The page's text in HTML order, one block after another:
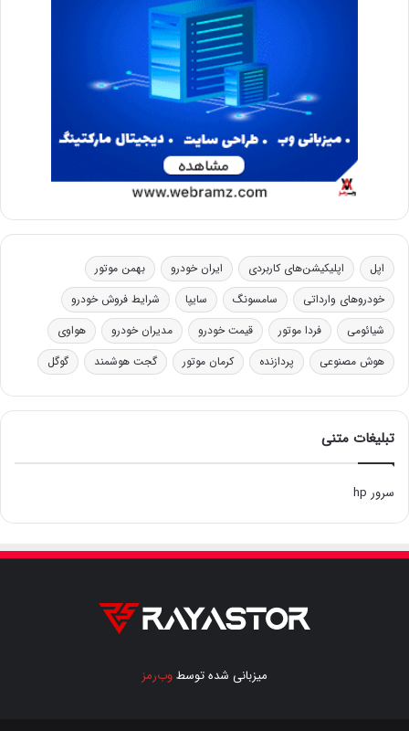
اپل اپلیکیشن‌های کاربردی ایران خودرو
بهمن موتور
خودروهای وارداتی
سامسونگ سایپا
شرایط فروش خودرو
شیائومی
فردا موتور قیمت خودرو مدیران خودرو
هواوی
هوش مصنوعی
پردازنده کرمان موتور گجت هوشمند گوگل
تبلیغات متنی
سرور hp
میزبانی شده توسطوب‌رمز